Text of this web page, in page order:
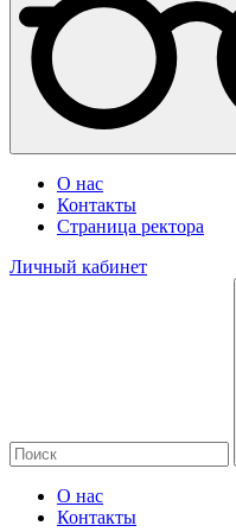
О нас
Контакты
Страница ректора
Личный кабинет
О нас
Контакты